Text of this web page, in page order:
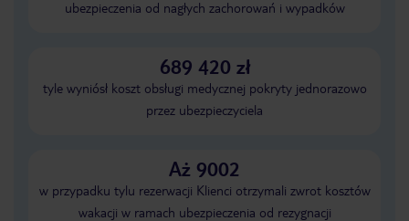
ubezpieczenia od nagłych zachorowań i wypadków
689 420 zł
tyle wyniósł koszt obsługi medycznej pokryty jednorazowo
przez ubezpieczyciela
Aż 9002
w przypadku tylu rezerwacji Klienci otrzymali zwrot kosztów
wakacji w ramach ubezpieczenia od rezygnacji